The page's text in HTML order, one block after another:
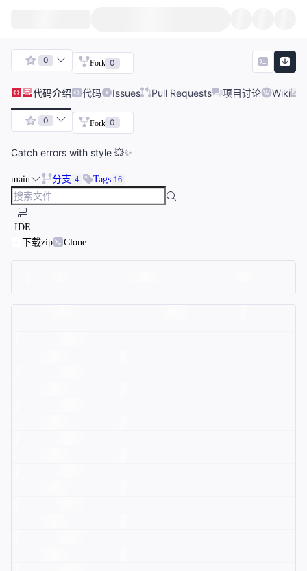
0 Fork 0
代码介绍 代码 Issues Pull Requests 项目讨论 Wiki
0 Fork 0
Catch errors with style 💥✨
main 分支 4 Tags 16
IDE
下载zip
Clone